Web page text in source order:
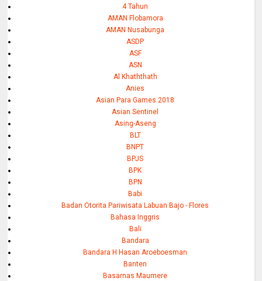
4 Tahun
AMAN Flobamora
AMAN Nusabunga
ASDP
ASF
ASN
Al Khaththath
Anies
Asian Para Games 2018
Asian Sentinel
Asing-Aseng
BLT
BNPT
BPJS
BPK
BPN
Babi
Badan Otorita Pariwisata Labuan Bajo - Flores
Bahasa Inggris
Bali
Bandara
Bandara H Hasan Aroeboesman
Banten
Basarnas Maumere